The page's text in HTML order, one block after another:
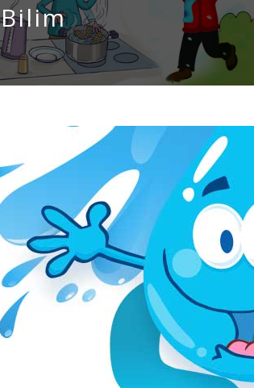
Bilim